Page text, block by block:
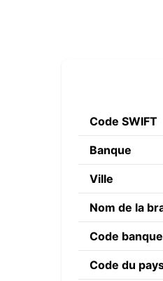
Code SWIFT
Banque
Ville
Nom de la
Code banque
Code du